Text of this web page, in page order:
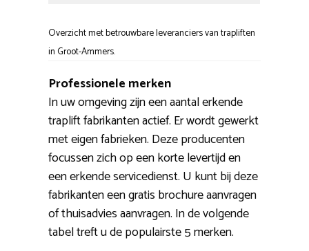
Overzicht met betrouwbare leveranciers van trapliften
in Groot-Ammers.
Professionele merken
In uw omgeving zijn een aantal erkende
traplift fabrikanten actief. Er wordt gewerkt
met eigen fabrieken. Deze producenten
focussen zich op een korte levertijd en
een erkende servicedienst. U kunt bij deze
fabrikanten een gratis brochure aanvragen
of thuisadvies aanvragen. In de volgende
tabel treft u de populairste 5 merken.